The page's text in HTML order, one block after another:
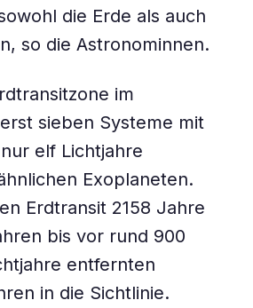
die Erde als auch
so die Astronominnen.
im
sieben Systeme mit
elf Lichtjahre
Exoplaneten.
Erdtransit 2158 Jahre
bis vor rund 900
entfernten
in die Sichtlinie.